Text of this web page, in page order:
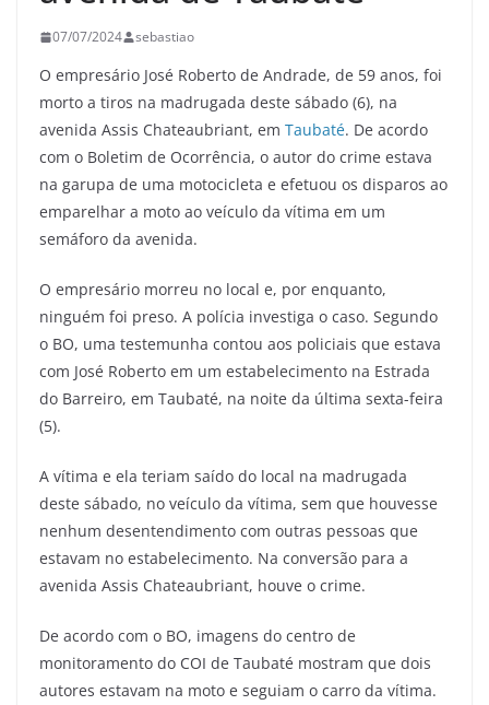
07/07/2024 sebastiao
O empresário José Roberto de Andrade, de 59 anos, foi
morto a tiros na madrugada deste sábado (6), na
avenida Assis Chateaubriant, em Taubaté. De acordo
com o Boletim de Ocorrência, o autor do crime estava
na garupa de uma motocicleta e efetuou os disparos ao
emparelhar a moto ao veículo da vítima em um
semáforo da avenida.
O empresário morreu no local e, por enquanto,
ninguém foi preso. A polícia investiga o caso. Segundo
o BO, uma testemunha contou aos policiais que estava
com José Roberto em um estabelecimento na Estrada
do Barreiro, em Taubaté, na noite da última sexta-feira
(5).
A vítima e ela teriam saído do local na madrugada
deste sábado, no veículo da vítima, sem que houvesse
nenhum desentendimento com outras pessoas que
estavam no estabelecimento. Na conversão para a
avenida Assis Chateaubriant, houve o crime.
De acordo com o BO, imagens do centro de
monitoramento do COI de Taubaté mostram que dois
autores estavam na moto e seguiam o carro da vítima.